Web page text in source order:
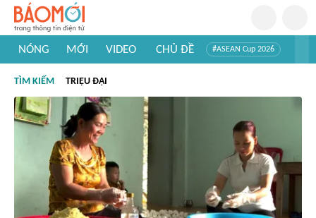
NÓNG MỚI VIDEO CHỦ ĐỀ #ASEAN Cup 2026
#Khám phá thế giới
TÌM KIẾM TRIỆU ĐẠI